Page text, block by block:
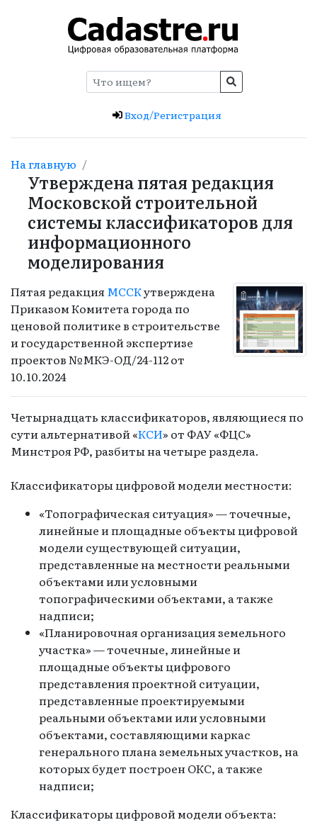
Вход/Регистрация
На главную
Утверждена пятая редакция
Московской строительной
системы классификаторов для
информационного
моделирования
Пятая редакцияМССКутверждена
Приказом Комитета города по
ценовой политике в строительстве
и государственной экспертизе
проектов №МКЭ-ОД/24-112 от
10.10.2024
Четырнадцать классификаторов, являющиеся по
сути альтернативой «КСИ» от ФАУ «ФЦС»
Минстроя РФ, разбиты на четыре раздела.
Классификаторы цифровой модели местности:
«Топографическая ситуация» — точечные,
линейные и площадные объекты цифровой
модели существующей ситуации,
представленные на местности реальными
объектами или условными
топографическими объектами, а также
надписи;
«Планировочная организация земельного
участка» — точечные, линейные и
площадные объекты цифрового
представления проектной ситуации,
представленные проектируемыми
реальными объектами или условными
объектами, составляющими каркас
генерального плана земельных участков, на
которых будет построен ОКС, а также
надписи;
Классификаторы цифровой модели объекта: